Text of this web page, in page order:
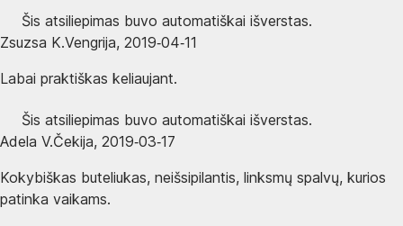
Šis atsiliepimas buvo automatiškai išverstas.
Zsuzsa K.Vengrija, 2019‑04‑11
Labai praktiškas keliaujant.
Šis atsiliepimas buvo automatiškai išverstas.
Adela V.Čekija, 2019‑03‑17
Kokybiškas buteliukas, neišsipilantis, linksmų spalvų, kurios
patinka vaikams.